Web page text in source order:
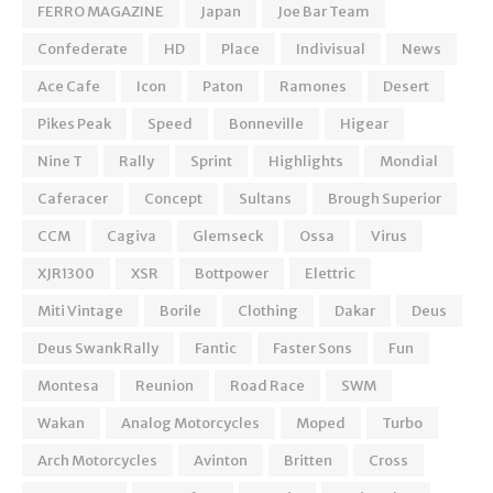
FERRO MAGAZINE Japan
Joe Bar Team
Confederate
HD Place Indivisual
News
Ace Cafe
Icon Paton Ramones
Desert
Pikes Peak
Speed Bonneville
Higear
Nine T
Rally Sprint Highlights
Mondial
Caferacer
Concept Sultans
Brough Superior
CCM
Cagiva Glemseck Ossa
Virus
XJR1300
XSR Bottpower
Elettric
Miti Vintage
Borile Clothing Dakar
Deus
Deus Swank Rally
Fantic Faster Sons
Fun
Montesa
Reunion Road Race
SWM
Wakan
Analog Motorcycles Moped
Turbo
Arch Motorcycles
Avinton Britten
Cross